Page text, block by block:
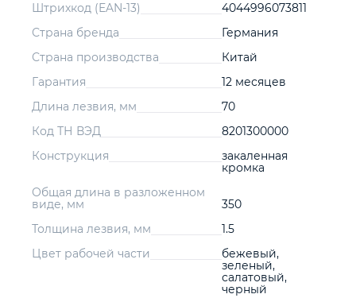
Штрихкод (EAN-13)
4044996073811
Страна бренда
Германия
Страна производства
Китай
Гарантия
12 месяцев
Длина лезвия, мм
70
Код ТН ВЭД
8201300000
Конструкция
закаленная
кромка
Общая длина в разложенном
виде, мм
350
Толщина лезвия, мм
1.5
Цвет рабочей части
бежевый,
зеленый,
салатовый,
черный